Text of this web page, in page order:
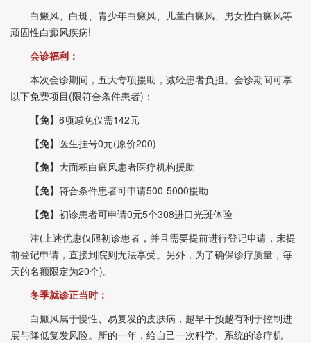
白癜风、白斑、青少年白癜风、儿童白癜风、男女性白癜风等
顽固性白癜风疾病!
会诊福利：
本次会诊期间，五大专项援助，减轻患者负担。会诊期间可享
以下免费项目(限符合条件患者)：
【免】 6项减免仅需142元
【免】 医生挂号0元(原价200)
【免】 大面积白癜风患者医疗机构援助
【免】 符合条件患者可申请500-5000援助
【免】 初诊患者可申请0元5个308进口光斑体验
注(上述优惠仅限初诊患者，并且需要提前进行登记申请，未提
前登记申请，直接到院则无法享受。另外，为了确保诊疗质量，每
天的名额限定为20个)。
冬季就诊正当时：
白癜风属于慢性、易复发的皮肤病，越早干预越有利于控制进
展与降低复发风险。新的一年，给自己一次科学、系统的诊疗机